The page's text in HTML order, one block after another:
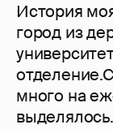
История
город из
много на